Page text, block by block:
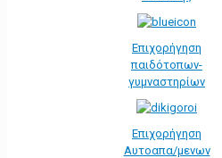
Επιχορήγηση
παιδότοπων-
γυμναστηρίων
Επιχορήγηση
Αυτοαπα/μενων